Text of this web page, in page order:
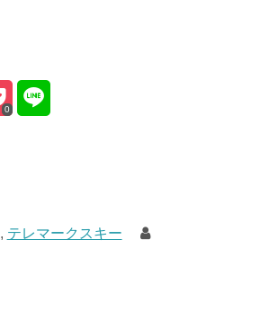
0
, テレマークスキー